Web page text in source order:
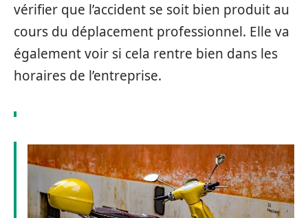
vérifier que l’accident se soit bien produit au
cours du déplacement professionnel. Elle va
également voir si cela rentre bien dans les
horaires de l’entreprise.